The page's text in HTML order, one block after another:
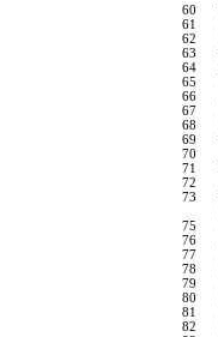
60
61
62
63
64
65
66
67
68
69
70
71
72
73
75
76
77
78
79
80
81
82